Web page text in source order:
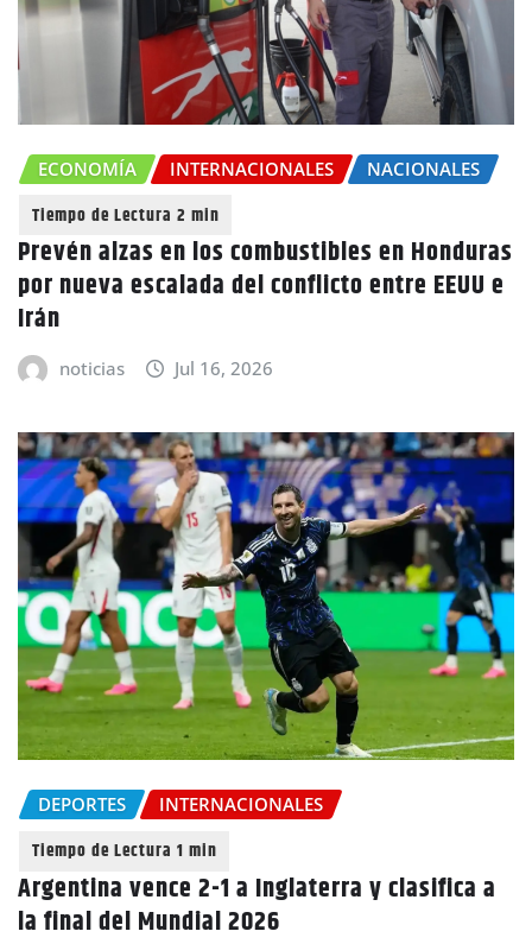
ECONOMÍA INTERNACIONALES NACIONALES
Prevén alzas en los combustibles en Honduras
por nueva escalada del conflicto entre EEUU e
Irán
noticias Jul 16, 2026
DEPORTES INTERNACIONALES
Argentina vence 2-1 a Inglaterra y clasifica a
la final del Mundial 2026